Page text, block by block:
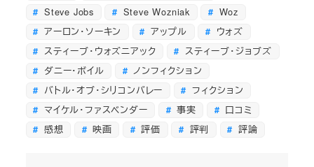
Steve Jobs
Steve Wozniak
Woz
アーロン・ソーキン
アップル
ウォズ
スティーブ・ウォズニアック
スティーブ・ジョブズ
ダニー・ボイル
ノンフィクション
バトル・オブ・シリコンバレー
フィクション
マイケル・ファスベンダー
事実
口コミ
感想
映画 評価 評判 評論